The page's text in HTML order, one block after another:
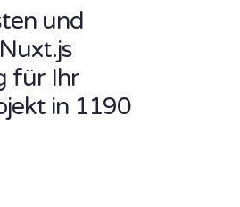
und
für Ihr
in 1190